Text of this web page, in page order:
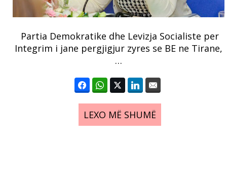
Partia Demokratike dhe Levizja Socialiste per
Integrim i jane pergjigjur zyres se BE ne Tirane,
…
LEXO MË SHUMË